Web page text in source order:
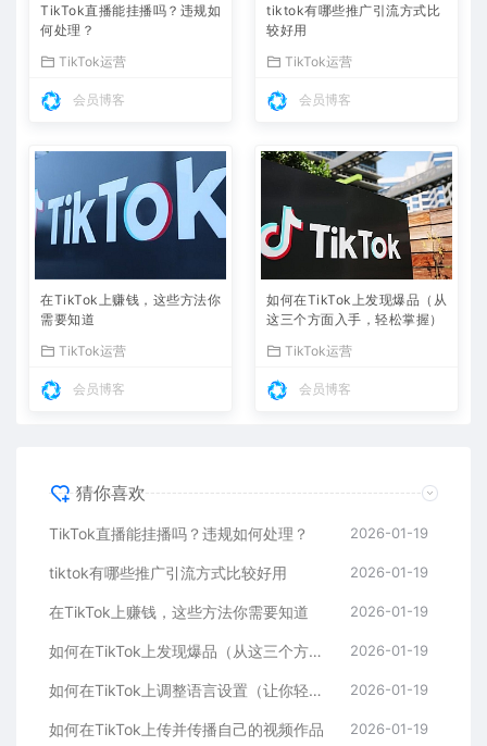
TikTok直播能挂播吗？违规如
何处理？
TikTok运营
会员博客
tiktok有哪些推广引流方式比
较好用
TikTok运营
会员博客
在TikTok上赚钱，这些方法你
需要知道
TikTok运营
会员博客
如何在TikTok上发现爆品（从
这三个方面入手，轻松掌握）
TikTok运营
会员博客
猜你喜欢
TikTok直播能挂播吗？违规如何处理？ 2026-01-19
tiktok有哪些推广引流方式比较好用 2026-01-19
在TikTok上赚钱，这些方法你需要知道 2026-01-19
如何在TikTok上发现爆品（从这三个方面入手，轻松掌握） 2026-01-19
如何在TikTok上调整语言设置（让你轻松看懂全球内容） 2026-01-19
如何在TikTok上传并传播自己的视频作品 2026-01-19